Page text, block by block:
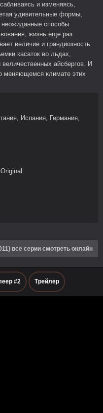
и изменяясь,
удивительные формы,
неожиданные способы
жизнь еще раз
величие и грандиозность
касаток во льдах,
айсбергов. И
меняющемся климате этих
Испания, Германия,
все серии смотреть онлайн
#2 Трейлер